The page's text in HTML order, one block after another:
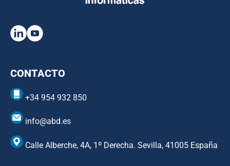
CONTACTO
+34 954 932 850
info@abd.es
Calle Alberche, 4A, 1º Derecha. Sevilla, 41005 España